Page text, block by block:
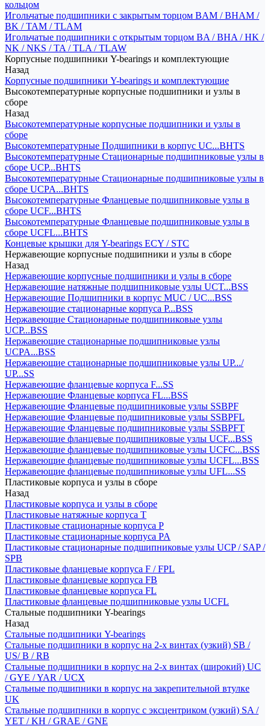
кольцом
Игольчатые подшипники с закрытым торцом BAM / BHAM /
BK / TAM / TLAM
Игольчатые подшипники с открытым торцом BA / BHA / HK /
NK / NKS / TA / TLA / TLAW
Корпусные подшипники Y-bearings и комплектующие
Назад
Корпусные подшипники Y-bearings и комплектующие
Высокотемпературные корпусные подшипники и узлы в
сборе
Назад
Высокотемпературные корпусные подшипники и узлы в
сборе
Высокотемпературные Подшипники в корпус UC...BHTS
Высокотемпературные Стационарные подшипниковые узлы в
сборе UCP...BHTS
Высокотемпературные Стационарные подшипниковые узлы в
сборе UCPA...BHTS
Высокотемпературные Фланцевые подшипниковые узлы в
сборе UCF...BHTS
Высокотемпературные Фланцевые подшипниковые узлы в
сборе UCFL...BHTS
Концевые крышки для Y-bearings ECY / STC
Нержавеющие корпусные подшипники и узлы в сборе
Назад
Нержавеющие корпусные подшипники и узлы в сборе
Нержавеющие натяжные подшипниковые узлы UCT...BSS
Нержавеющие Подшипники в корпус MUC / UC...BSS
Нержавеющие стационарные корпуса P...BSS
Нержавеющие Стационарные подшипниковые узлы
UCP...BSS
Нержавеющие стационарные подшипниковые узлы
UCPA...BSS
Нержавеющие стационарные подшипниковые узлы UP.../
UP...SS
Нержавеющие фланцевые корпуса F...SS
Нержавеющие Фланцевые корпуса FL...BSS
Нержавеющие Фланцевые подшипниковые узлы SSBPF
Нержавеющие Фланцевые подшипниковые узлы SSBPFL
Нержавеющие Фланцевые подшипниковые узлы SSBPFT
Нержавеющие фланцевые подшипниковые узлы UCF...BSS
Нержавеющие фланцевые подшипниковые узлы UCFC...BSS
Нержавеющие фланцевые подшипниковые узлы UCFL...BSS
Нержавеющие фланцевые подшипниковые узлы UFL...SS
Пластиковые корпуса и узлы в сборе
Назад
Пластиковые корпуса и узлы в сборе
Пластиковые натяжные корпуса T
Пластиковые стационарные корпуса P
Пластиковые стационарные корпуса PA
Пластиковые стационарные подшипниковые узлы UCP / SAP /
SPB
Пластиковые фланцевые корпуса F / FPL
Пластиковые фланцевые корпуса FB
Пластиковые фланцевые корпуса FL
Пластиковые фланцевые подшипниковые узлы UCFL
Стальные подшипники Y-bearings
Назад
Стальные подшипники Y-bearings
Стальные подшипники в корпус на 2-х винтах (узкий) SB /
US/ B / RB
Стальные подшипники в корпус на 2-х винтах (широкий) UC
/ GYE / YAR / UCX
Стальные подшипники в корпус на закрепительной втулке
UK
Стальные подшипники в корпус с эксцентриком (узкий) SA /
YET / KH / GRAE / GNE